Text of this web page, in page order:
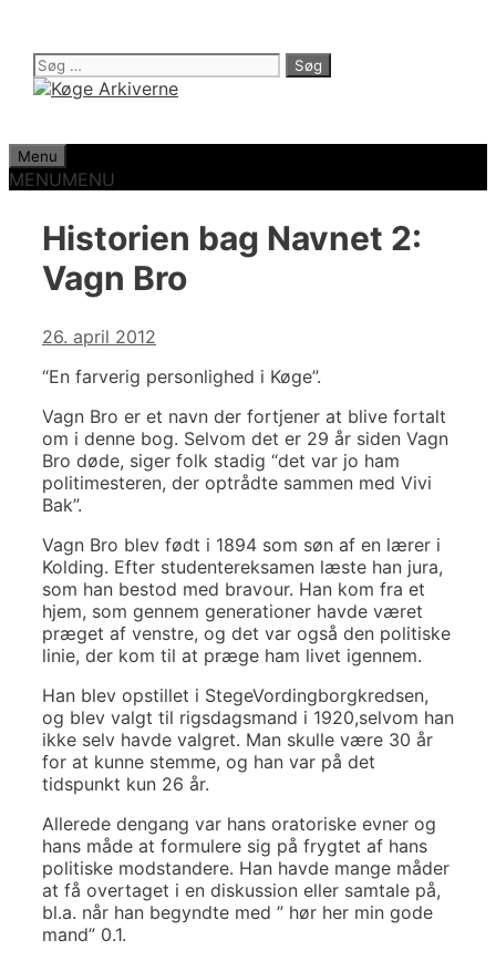
indhold
Søg
efter:
Menu
MENUMENU
Historien bag Navnet 2:
Vagn Bro
26. april 2012
“En farverig personlighed i Køge”.
Vagn Bro er et navn der fortjener at blive fortalt
om i denne bog. Selvom det er 29 år siden Vagn
Bro døde, siger folk stadig “det var jo ham
politimesteren, der optrådte sammen med Vivi
Bak”.
Vagn Bro blev født i 1894 som søn af en lærer i
Kolding. Efter studentereksamen læste han jura,
som han bestod med bravour. Han kom fra et
hjem, som gennem generationer havde været
præget af venstre, og det var også den politiske
linie, der kom til at præge ham livet igennem.
Han blev opstillet i StegeVordingborgkredsen,
og blev valgt til rigsdagsmand i 1920,selvom han
ikke selv havde valgret. Man skulle være 30 år
for at kunne stemme, og han var på det
tidspunkt kun 26 år.
Allerede dengang var hans oratoriske evner og
hans måde at formulere sig på frygtet af hans
politiske modstandere. Han havde mange måder
at få overtaget i en diskussion eller samtale på,
bl.a. når han begyndte med ” hør her min gode
mand” 0.1.